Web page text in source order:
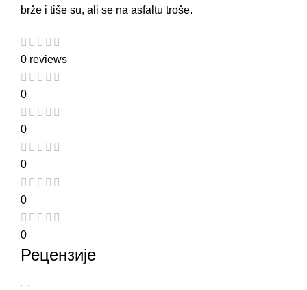
brže i tiše su, ali se na asfaltu troše.
0 reviews
0
0
0
0
0
Рецензије